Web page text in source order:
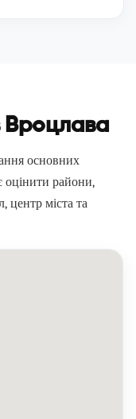
Вроцлава
основних
оцінити райони,
центр міста та